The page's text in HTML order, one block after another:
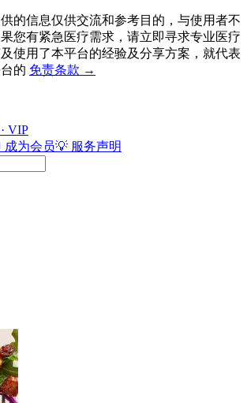
的信息仅供交流和参考目的，与使用者不
您有紧急医疗需求，请立即寻求专业医疗
使用了本平台的经验及分享方案，就代表
的 免责条款 →
VIP
成为会员💡 服务声明